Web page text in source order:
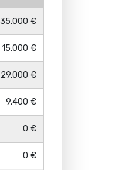
35.000 €
15.000 €
29.000 €
9.400 €
0 €
0 €